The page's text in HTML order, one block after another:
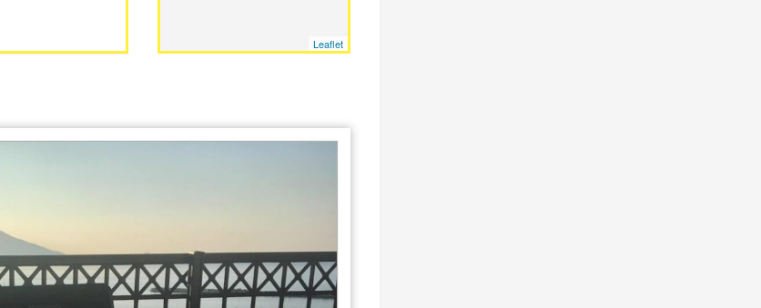
Leaflet